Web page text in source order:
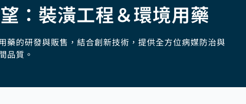
：裝潢工程＆環境用藥
藥的研發與販售，結合創新技術，提供全方位病媒防治與
品質。